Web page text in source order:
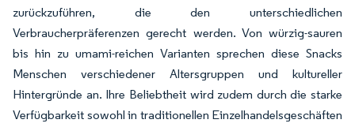
zurückzuführen, die den unterschiedlichen
Verbraucherpräferenzen gerecht werden. Von würzig-sauren
bis hin zu umami-reichen Varianten sprechen diese Snacks
Menschen verschiedener Altersgruppen und kultureller
Hintergründe an. Ihre Beliebtheit wird zudem durch die starke
Verfügbarkeit sowohl in traditionellen Einzelhandelsgeschäften